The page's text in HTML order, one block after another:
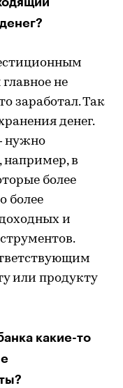
не
заработал. Так
денег.
нужно
например, в
более
более
и
или продукту
какие-то